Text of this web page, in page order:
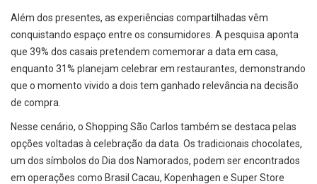
Além dos presentes, as experiências compartilhadas vêm
conquistando espaço entre os consumidores. A pesquisa aponta
que 39% dos casais pretendem comemorar a data em casa,
enquanto 31% planejam celebrar em restaurantes, demonstrando
que o momento vivido a dois tem ganhado relevância na decisão
de compra.
Nesse cenário, o Shopping São Carlos também se destaca pelas
opções voltadas à celebração da data. Os tradicionais chocolates,
um dos símbolos do Dia dos Namorados, podem ser encontrados
em operações como Brasil Cacau, Kopenhagen e Super Store